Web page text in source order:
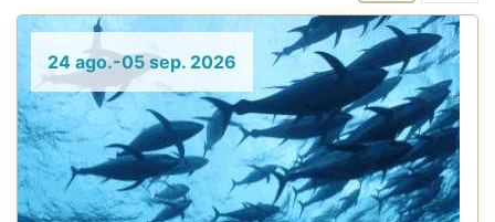
24 ago.-05 sep. 2026